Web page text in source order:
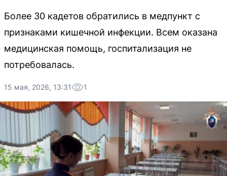
Более 30 кадетов обратились в медпункт с
признаками кишечной инфекции. Всем оказана
медицинская помощь, госпитализация не
потребовалась.
15 мая, 2026, 13:31 1